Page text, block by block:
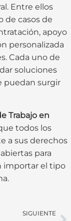
Entre ellos
de casos de
apoyo
personalizada
Cada uno de
soluciones
puedan surgir
Trabajo en
todos los
a sus derechos
para
importar el tipo
SIGUIENTE